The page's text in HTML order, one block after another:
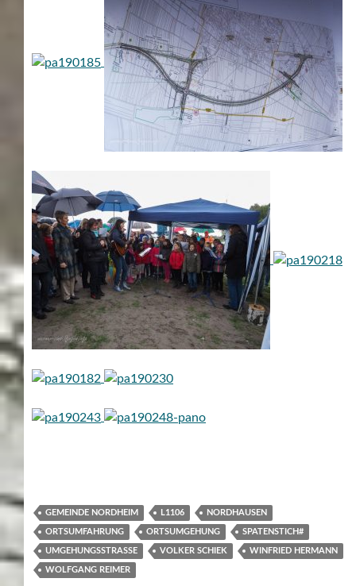
GEMEINDE NORDHEIM L1106 NORDHAUSEN
ORTSUMFAHRUNG ORTSUMGEHUNG SPATENSTICH#
UMGEHUNGSSTRASSE VOLKER SCHIEK WINFRIED HERMANN
WOLFGANG REIMER